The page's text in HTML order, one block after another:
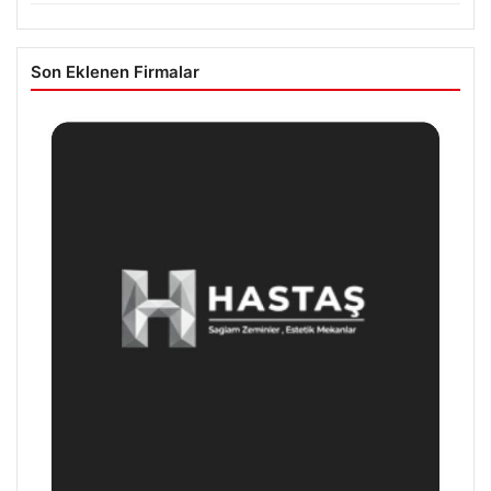
Son Eklenen Firmalar